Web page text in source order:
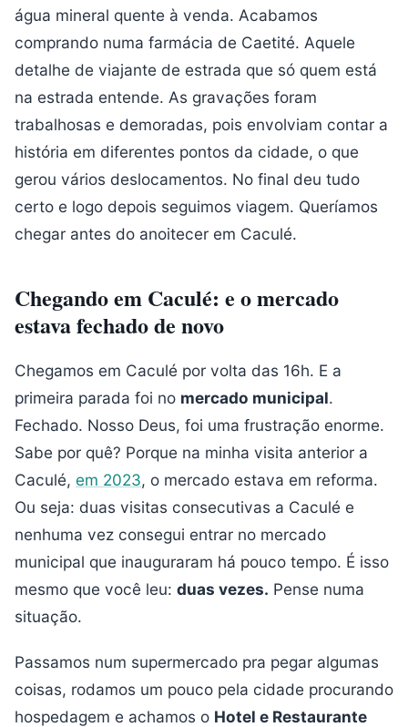
água mineral quente à venda. Acabamos
comprando numa farmácia de Caetité. Aquele
detalhe de viajante de estrada que só quem está
na estrada entende. As gravações foram
trabalhosas e demoradas, pois envolviam contar a
história em diferentes pontos da cidade, o que
gerou vários deslocamentos. No final deu tudo
certo e logo depois seguimos viagem. Queríamos
chegar antes do anoitecer em Caculé.
Chegando em Caculé: e o mercado
estava fechado de novo
Chegamos em Caculé por volta das 16h. E a
primeira parada foi no mercado municipal.
Fechado. Nosso Deus, foi uma frustração enorme.
Sabe por quê? Porque na minha visita anterior a
Caculé, em 2023, o mercado estava em reforma.
Ou seja: duas visitas consecutivas a Caculé e
nenhuma vez consegui entrar no mercado
municipal que inauguraram há pouco tempo. É isso
mesmo que você leu: duas vezes. Pense numa
situação.
Passamos num supermercado pra pegar algumas
coisas, rodamos um pouco pela cidade procurando
hospedagem e achamos o Hotel e Restaurante